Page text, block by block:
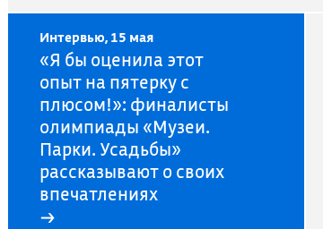
Интервью, 15 мая
«Я бы оценила этот
опыт на пятерку с
плюсом!»: финалисты
олимпиады «Музеи.
Парки. Усадьбы»
рассказывают о своих
впечатлениях
→